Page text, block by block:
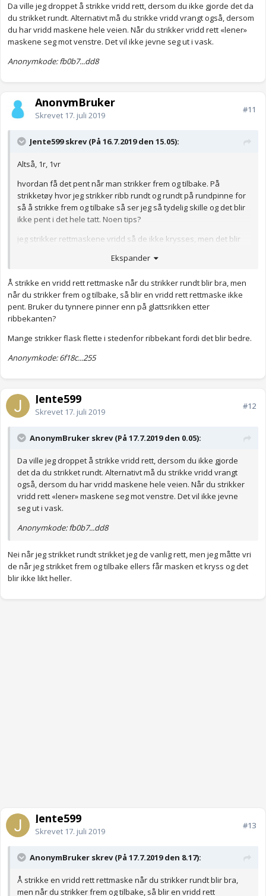
Da ville jeg droppet å strikke vridd rett, dersom du ikke gjorde det da
du strikket rundt. Alternativt må du strikke vridd vrangt også, dersom
du har vridd maskene hele veien. Når du strikker vridd rett «lener»
maskene seg mot venstre. Det vil ikke jevne seg ut i vask.
Anonymkode: fb0b7...dd8
AnonymBruker
Skrevet 17. juli 2019
#11
Jente599 skrev (På 16.7.2019 den 15.05):
Altså, 1r, 1vr
hvordan få det pent når man strikker frem og tilbake. På
strikketøy hvor jeg strikker ribb rundt og rundt på rundpinne for
så å strikke frem og tilbake så ser jeg så tydelig skille og det blir
ikke pent i det hele tatt. Noen tips?
jeg strikker rettmaskene vridd så de ikke krysses, men det blir
Ekspander
Å strikke en vridd rett rettmaske når du strikker rundt blir bra, men
når du strikker frem og tilbake, så blir en vridd rett rettmaske ikke
pent. Bruker du tynnere pinner enn på glattsrikken etter
ribbekanten?
Mange strikker flask flette i stedenfor ribbekant fordi det blir bedre.
Anonymkode: 6f18c...255
Jente599
Skrevet 17. juli 2019
#12
AnonymBruker skrev (På 17.7.2019 den 0.05):
Da ville jeg droppet å strikke vridd rett, dersom du ikke gjorde
det da du strikket rundt. Alternativt må du strikke vridd vrangt
også, dersom du har vridd maskene hele veien. Når du strikker
vridd rett «lener» maskene seg mot venstre. Det vil ikke jevne
seg ut i vask.
Anonymkode: fb0b7...dd8
Nei når jeg strikket rundt strikket jeg de vanlig rett, men jeg måtte vri
de når jeg strikket frem og tilbake ellers får masken et kryss og det
blir ikke likt heller.
Jente599
Skrevet 17. juli 2019
#13
AnonymBruker skrev (På 17.7.2019 den 8.17):
Å strikke en vridd rett rettmaske når du strikker rundt blir bra,
men når du strikker frem og tilbake, så blir en vridd rett